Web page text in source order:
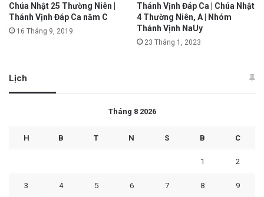
Chúa Nhật 25 Thường Niên |
Thánh Vịnh Đáp Ca năm C
16 Tháng 9, 2019
Thánh Vịnh Đáp Ca | Chúa Nhật
4 Thường Niên, A | Nhóm
Thánh Vịnh NaUy
23 Tháng 1, 2023
Lịch
Tháng 8 2026
H B T N S B C
1 2
3 4 5 6 7 8 9